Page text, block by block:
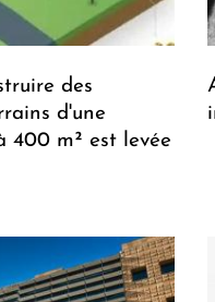
des
d'une
400 m² est levée